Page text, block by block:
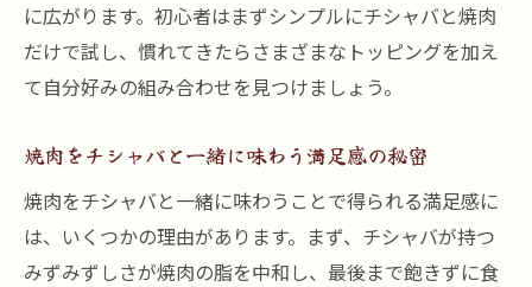
に広がります。初心者はまずシンプルにチシャバと焼肉
だけで試し、慣れてきたらさまざまなトッピングを加え
て自分好みの組み合わせを見つけましょう。
焼肉をチシャバと一緒に味わう満足感の秘密
焼肉をチシャバと一緒に味わうことで得られる満足感に
は、いくつかの理由があります。まず、チシャバが持つ
みずみずしさが焼肉の脂を中和し、最後まで飽きずに食